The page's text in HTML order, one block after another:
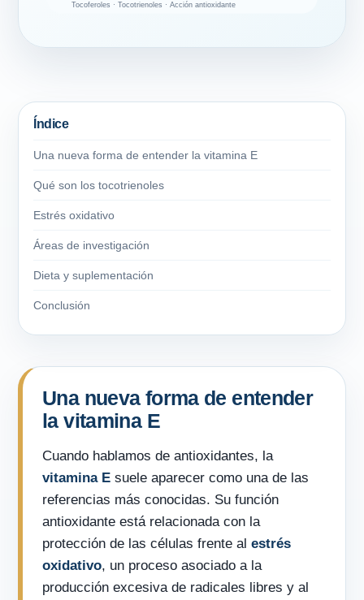
Tocoferoles · Tocotrienoles · Acción antioxidante
Una nueva forma de entender
la vitamina E
Cuando hablamos de antioxidantes, la
vitamina E suele aparecer como una de las
referencias más conocidas. Su función
antioxidante está relacionada con la
protección de las células frente al estrés
oxidativo, un proceso asociado a la
producción excesiva de radicales libres y al
Índice
Una nueva forma de entender la vitamina E
Qué son los tocotrienoles
Estrés oxidativo
Áreas de investigación
Dieta y suplementación
Conclusión